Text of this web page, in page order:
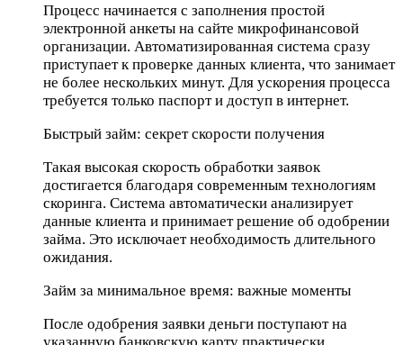
Процесс начинается с заполнения простой
электронной анкеты на сайте микрофинансовой
организации. Автоматизированная система сразу
приступает к проверке данных клиента, что занимает
не более нескольких минут. Для ускорения процесса
требуется только паспорт и доступ в интернет.
Быстрый займ: секрет скорости получения
Такая высокая скорость обработки заявок
достигается благодаря современным технологиям
скоринга. Система автоматически анализирует
данные клиента и принимает решение об одобрении
займа. Это исключает необходимость длительного
ожидания.
Займ за минимальное время: важные моменты
После одобрения заявки деньги поступают на